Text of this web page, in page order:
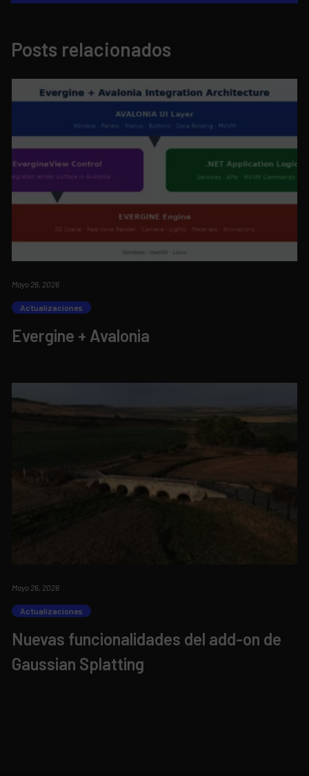
Posts relacionados
Mayo 26, 2026
Actualizaciones
Evergine + Avalonia
Mayo 26, 2026
Actualizaciones
Nuevas funcionalidades del add-on de
Gaussian Splatting